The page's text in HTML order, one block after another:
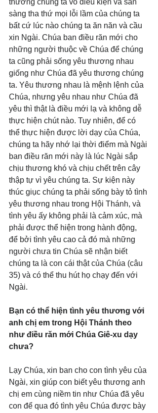
thương chúng ta vô điều kiện và sẵn
sàng tha thứ mọi lỗi lầm của chúng ta
bất cứ lúc nào chúng ta ăn năn và cầu
xin Ngài. Chúa ban điều răn mới cho
những người thuộc về Chúa để chúng
ta cũng phải sống yêu thương nhau
giống như Chúa đã yêu thương chúng
ta. Yêu thương nhau là mệnh lệnh của
Chúa, nhưng yêu nhau như Chúa đã
yêu thì thật là điều mới lạ và không dễ
thực hiện chút nào. Tuy nhiên, để có
thể thực hiện được lời dạy của Chúa,
chúng ta hãy nhớ lại thời điểm mà Ngài
ban điều răn mới này là lúc Ngài sắp
chịu thương khó và chịu chết trên cây
thập tự vì yêu chúng ta. Sự kiện này
thúc giục chúng ta phải sống bày tỏ tình
yêu thương nhau trong Hội Thánh, và
tình yêu ấy không phải là cảm xúc, mà
phải được thể hiện trong hành động,
để bởi tình yêu cao cả đó mà những
người chưa tin Chúa sẽ nhận biết
chúng ta là con cái thật của Chúa (câu
35) và có thể thu hút họ chạy đến với
Ngài.
Bạn có thể hiện tình yêu thương với
anh chị em trong Hội Thánh theo
như điều răn mới Chúa Giê-xu dạy
chưa?
Lạy Chúa, xin ban cho con tình yêu của
Ngài, xin giúp con biết yêu thương anh
chị em cùng niềm tin như Chúa đã yêu
con để qua đó tình yêu Chúa được bày